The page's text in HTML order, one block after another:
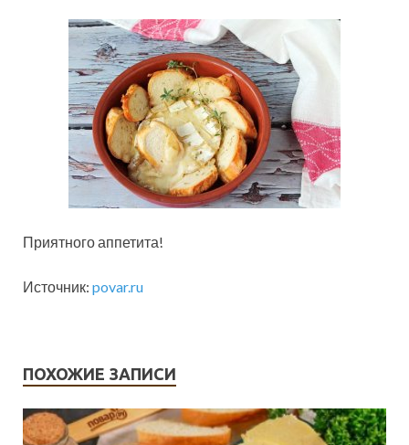
Приятного аппетита!
Источник: povar.ru
ПОХОЖИЕ ЗАПИСИ